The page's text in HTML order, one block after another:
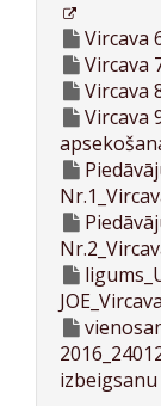
Vircava
Vircava
Vircava
Vircava
JOE_Vircava
izbeigsanu